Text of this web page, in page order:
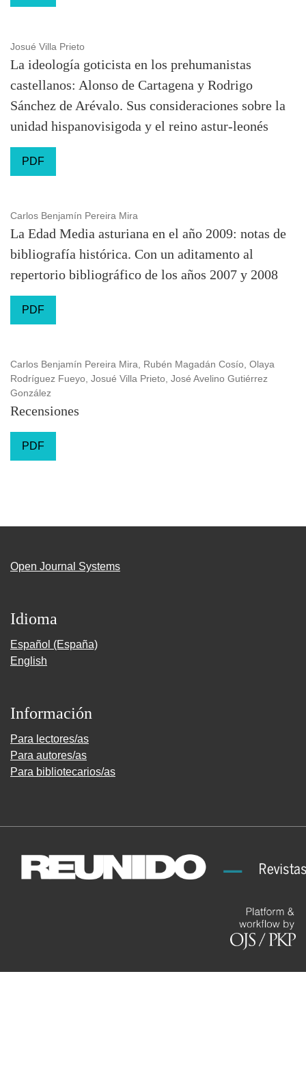
Josué Villa Prieto
La ideología goticista en los prehumanistas
castellanos: Alonso de Cartagena y Rodrigo
Sánchez de Arévalo. Sus consideraciones sobre la
unidad hispanovisigoda y el reino astur-leonés
PDF
Carlos Benjamín Pereira Mira
La Edad Media asturiana en el año 2009: notas de
bibliografía histórica. Con un aditamento al
repertorio bibliográfico de los años 2007 y 2008
PDF
Carlos Benjamín Pereira Mira, Rubén Magadán Cosío, Olaya
Rodríguez Fueyo, Josué Villa Prieto, José Avelino Gutiérrez
González
Recensiones
PDF
Open Journal Systems
Idioma
Español (España)
English
Información
Para lectores/as
Para autores/as
Para bibliotecarios/as